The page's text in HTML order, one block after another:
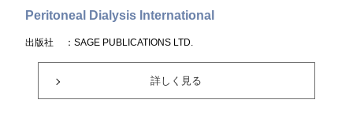
Peritoneal Dialysis International
出版社 ：SAGE PUBLICATIONS LTD.
詳しく見る